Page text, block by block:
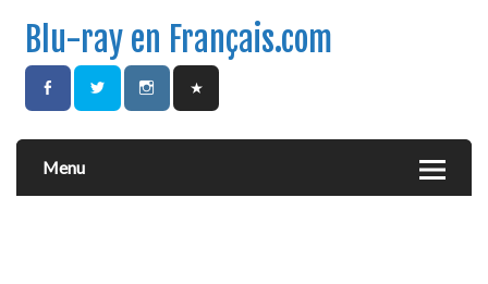
Blu-ray en Français.com
Menu